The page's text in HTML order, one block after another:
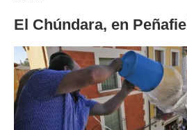
El Chúndara, en Peñafiel